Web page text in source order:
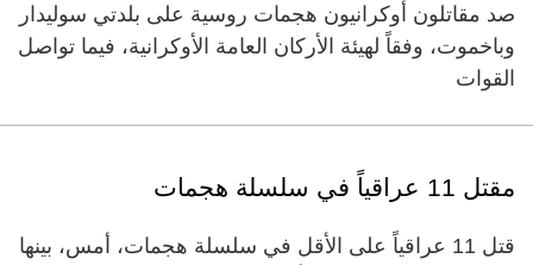
صد مقاتلون أوكرانيون هجمات روسية على بلدتي سوليدار
وباخموت، وفقاً لهيئة الأركان العامة الأوكرانية، فيما تواصل
القوات
مقتل 11 عراقياً في سلسلة هجمات
قتل 11 عراقياً على الأقل في سلسلة هجمات، أمس، بينها